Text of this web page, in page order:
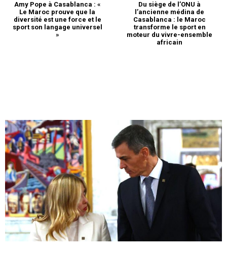
Amy Pope à Casablanca : «
Le Maroc prouve que la
diversité est une force et le
sport son langage universel
»
Du siège de l’ONU à
l’ancienne médina de
Casablanca : le Maroc
transforme le sport en
moteur du vivre-ensemble
africain